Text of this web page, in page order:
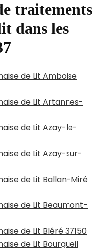
traitements
dans les
de Lit Amboise
de Lit Artannes-
de Lit Azay-le-
de Lit Azay-sur-
de Lit Ballan-Miré
de Lit Beaumont-
de Lit Bléré 37150
de Lit Bourgueil